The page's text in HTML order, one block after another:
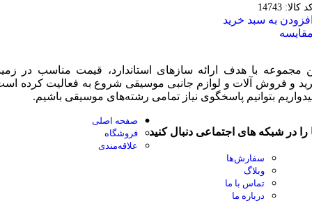
کالا: 14743
به سبد خرید
مجموعه با هدف ارائه سازهای استاندارد، قیمت مناسب در
و فروش آلات و لوازم جانبی موسیقی شروع به فعالیت کرده
بتوانیم پاسخگوی نیاز تمامی رشته‌های موسیقی باشیم.
را در شبکه های اجتماعی دنبال کنید
صفحه اصلی
فروشگاه
علاقه‌مندی
سفارش‌ها
وبلاگ
تماس با ما
درباره ما